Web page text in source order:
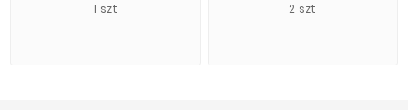
1 szt 2 szt